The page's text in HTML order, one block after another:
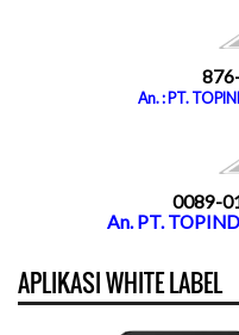
An. : PT.
0089-
An. PT.
APLIKASI WHITE LABEL